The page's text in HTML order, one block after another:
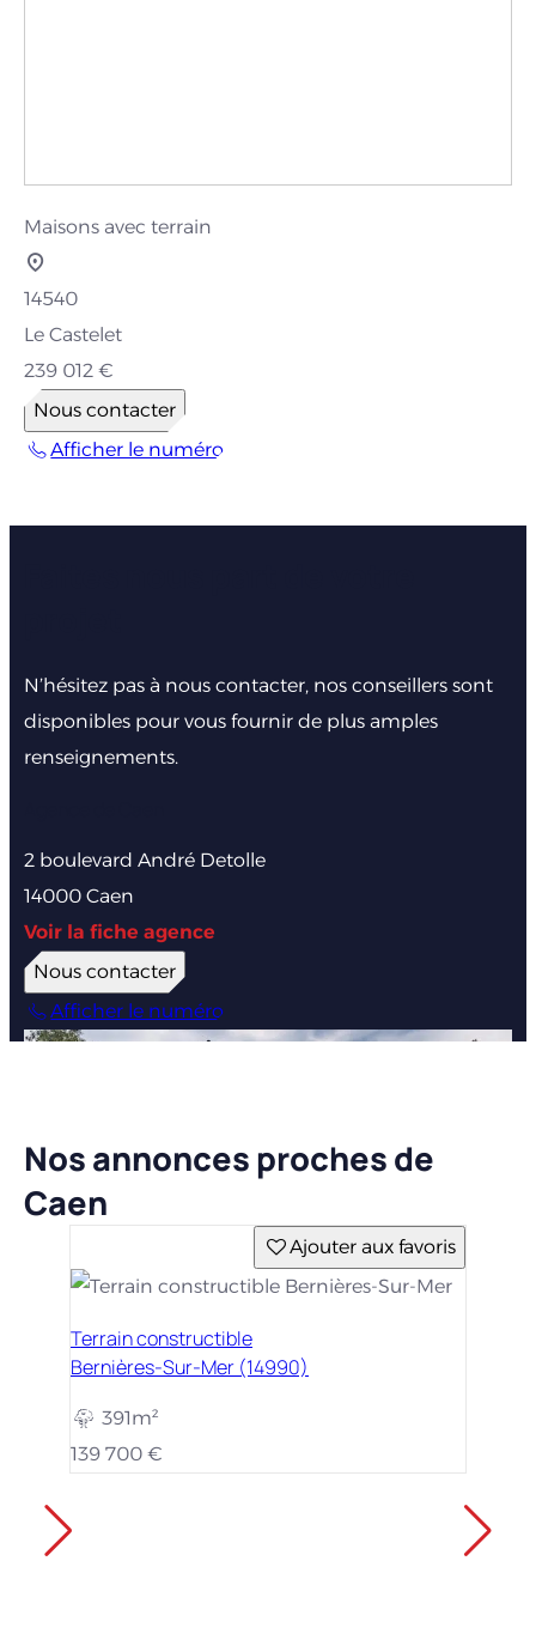
Maisons avec terrain
14540
Le Castelet
239 012 €
Nous contacter
Afficher le numéro
N’hésitez pas à nous contacter, nos conseillers sont
disponibles pour vous fournir de plus amples
renseignements.
2 boulevard André Detolle
14000 Caen
Voir la fiche agence
Nous contacter
Afficher le numéro
Nos annonces proches de
Caen
Ajouter aux favoris
Terrain constructible
Bernières-Sur-Mer (14990)
391m²
139 700 €